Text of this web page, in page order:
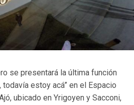
se presentará la última función
todavía estoy acá” en el Espacio
ubicado en Yrigoyen y Sacconi,